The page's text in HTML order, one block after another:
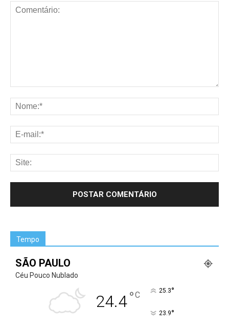
Tempo
SÃO PAULO
Céu Pouco Nublado
24.4°C 25.3°
23.9°